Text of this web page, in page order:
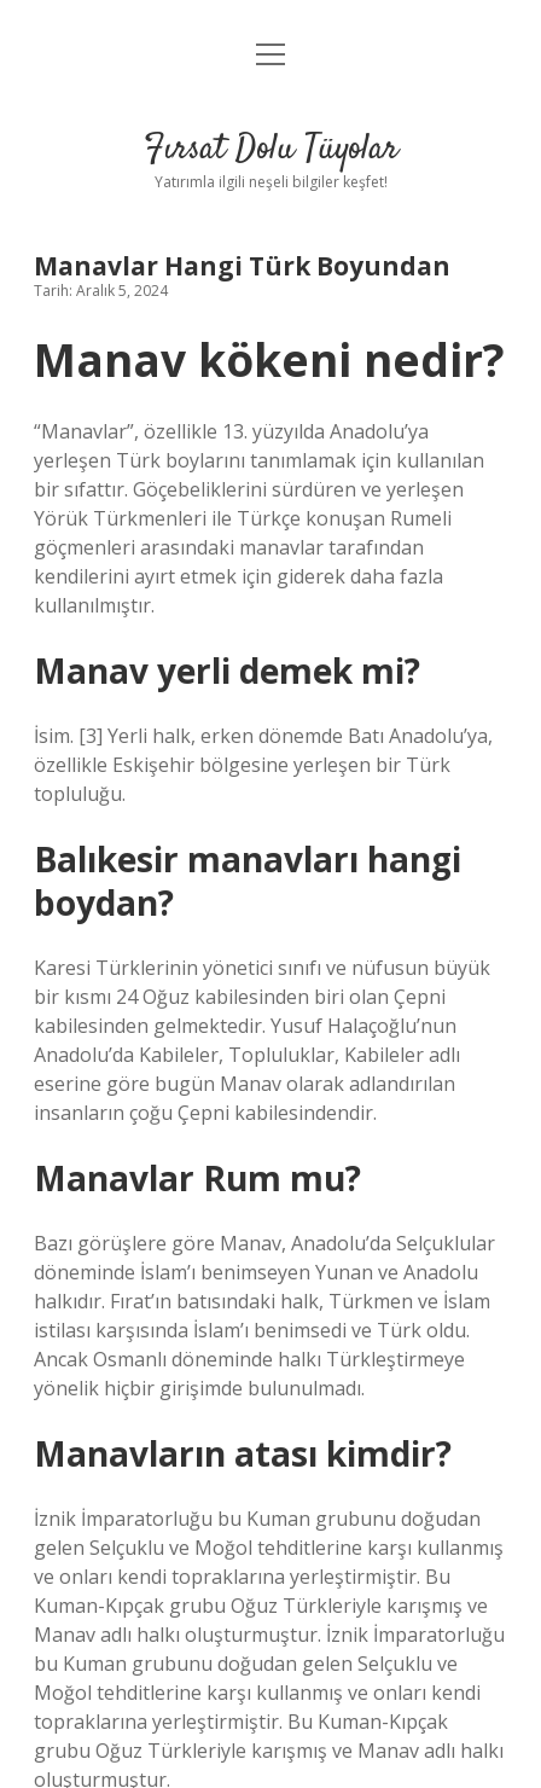
Gizlilik Politikası
Yasal Uyarı
menüyü
Fırsat Dolu Tüyolar
Yatırımla ilgili neşeli bilgiler keşfet!
Manavlar Hangi Türk Boyundan
Tarih: Aralık 5, 2024
Manav kökeni nedir?
“Manavlar”, özellikle 13. yüzyılda Anadolu’ya
yerleşen Türk boylarını tanımlamak için kullanılan
bir sıfattır. Göçebeliklerini sürdüren ve yerleşen
Yörük Türkmenleri ile Türkçe konuşan Rumeli
göçmenleri arasındaki manavlar tarafından
kendilerini ayırt etmek için giderek daha fazla
kullanılmıştır.
Manav yerli demek mi?
İsim. [3] Yerli halk, erken dönemde Batı Anadolu’ya,
özellikle Eskişehir bölgesine yerleşen bir Türk
topluluğu.
Balıkesir manavları hangi
boydan?
Karesi Türklerinin yönetici sınıfı ve nüfusun büyük
bir kısmı 24 Oğuz kabilesinden biri olan Çepni
kabilesinden gelmektedir. Yusuf Halaçoğlu’nun
Anadolu’da Kabileler, Topluluklar, Kabileler adlı
eserine göre bugün Manav olarak adlandırılan
insanların çoğu Çepni kabilesindendir.
Manavlar Rum mu?
Bazı görüşlere göre Manav, Anadolu’da Selçuklular
döneminde İslam’ı benimseyen Yunan ve Anadolu
halkıdır. Fırat’ın batısındaki halk, Türkmen ve İslam
istilası karşısında İslam’ı benimsedi ve Türk oldu.
Ancak Osmanlı döneminde halkı Türkleştirmeye
yönelik hiçbir girişimde bulunulmadı.
Manavların atası kimdir?
İznik İmparatorluğu bu Kuman grubunu doğudan
gelen Selçuklu ve Moğol tehditlerine karşı kullanmış
ve onları kendi topraklarına yerleştirmiştir. Bu
Kuman-Kıpçak grubu Oğuz Türkleriyle karışmış ve
Manav adlı halkı oluşturmuştur. İznik İmparatorluğu
bu Kuman grubunu doğudan gelen Selçuklu ve
Moğol tehditlerine karşı kullanmış ve onları kendi
topraklarına yerleştirmiştir. Bu Kuman-Kıpçak
grubu Oğuz Türkleriyle karışmış ve Manav adlı halkı
oluşturmuştur.